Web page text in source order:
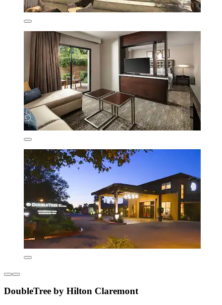
DoubleTree by Hilton Claremont